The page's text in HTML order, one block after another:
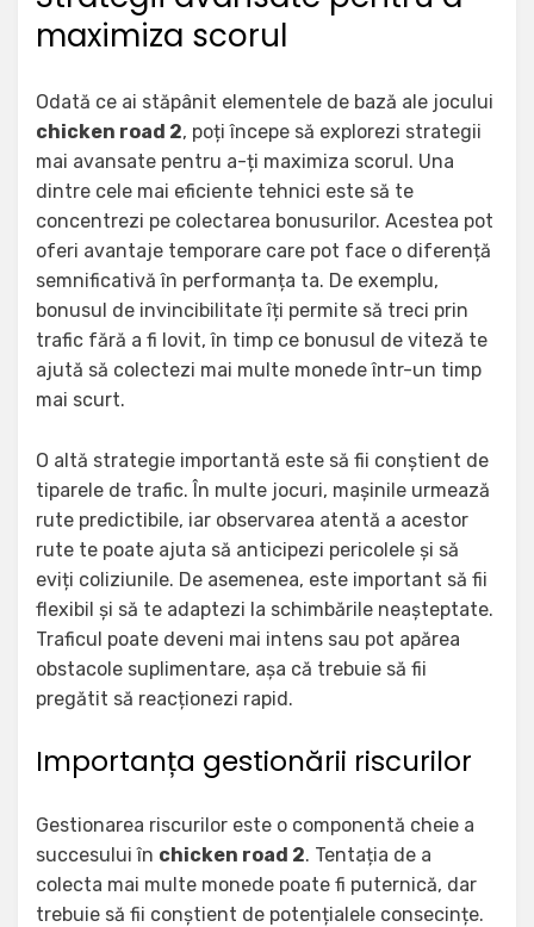
maximiza scorul
Odată ce ai stăpânit elementele de bază ale jocului
chicken road 2, poți începe să explorezi strategii
mai avansate pentru a-ți maximiza scorul. Una
dintre cele mai eficiente tehnici este să te
concentrezi pe colectarea bonusurilor. Acestea pot
oferi avantaje temporare care pot face o diferență
semnificativă în performanța ta. De exemplu,
bonusul de invincibilitate îți permite să treci prin
trafic fără a fi lovit, în timp ce bonusul de viteză te
ajută să colectezi mai multe monede într-un timp
mai scurt.
O altă strategie importantă este să fii conștient de
tiparele de trafic. În multe jocuri, mașinile urmează
rute predictibile, iar observarea atentă a acestor
rute te poate ajuta să anticipezi pericolele și să
eviți coliziunile. De asemenea, este important să fii
flexibil și să te adaptezi la schimbările neașteptate.
Traficul poate deveni mai intens sau pot apărea
obstacole suplimentare, așa că trebuie să fii
pregătit să reacționezi rapid.
Importanța gestionării riscurilor
Gestionarea riscurilor este o componentă cheie a
succesului în chicken road 2. Tentația de a
colecta mai multe monede poate fi puternică, dar
trebuie să fii conștient de potențialele consecințe.